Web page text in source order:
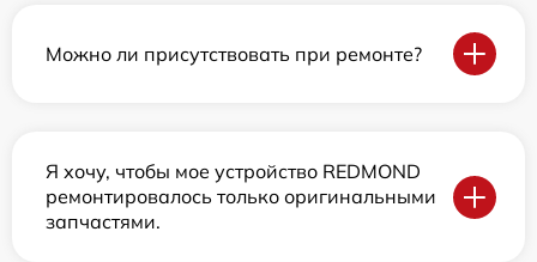
Можно ли присутствовать при ремонте?
Я хочу, чтобы мое устройство REDMOND
ремонтировалось только оригинальными
запчастями.